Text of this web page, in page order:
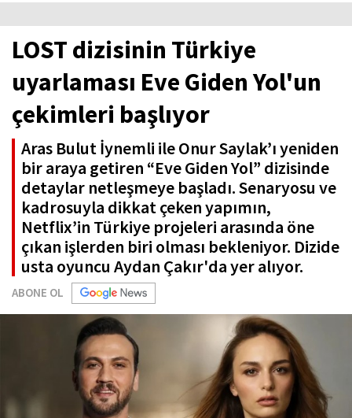
LOST dizisinin Türkiye
uyarlaması Eve Giden Yol'un
çekimleri başlıyor
Aras Bulut İynemli ile Onur Saylak’ı yeniden
bir araya getiren “Eve Giden Yol” dizisinde
detaylar netleşmeye başladı. Senaryosu ve
kadrosuyla dikkat çeken yapımın,
Netflix’in Türkiye projeleri arasında öne
çıkan işlerden biri olması bekleniyor. Dizide
usta oyuncu Aydan Çakır'da yer alıyor.
ABONE OL